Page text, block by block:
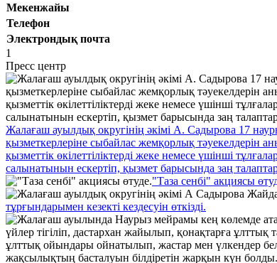
Мекенжайы
Телефон
Электрондық почта
1
Пресс центр
Жалағаш ауылдық округінің әкімі А. Садырова 17
қызметкерлеріне сыбайлас жемқорлық
қызметтік өкілеттіліктерді жеке немесе үшінші
салынатынын ескертіп, қызмет барысында заң
"Таза сенбі" акциясы
тұрғындарымен кезекті кездесуін өткізді.